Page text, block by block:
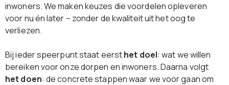
inwoners. We maken keuzes die voordelen opleveren
voor nu én later – zonder de kwaliteit uit het oog te
verliezen.
Bij ieder speerpunt staat eersthet doel: wat we willen
bereiken voor onze dorpen en inwoners. Daarna volgt
het doen: de concrete stappen waar we voor gaan om